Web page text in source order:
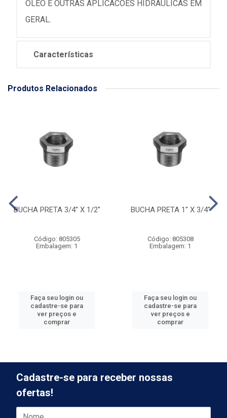
OLEO E OUTRAS APLICACOES HIDRAULICAS EM
GERAL.
Características
Produtos Relacionados
BUCHA PRETA 3/4'' X 1/2''
Código: 805305
Embalagem: 1
Faça seu login ou
cadastre-se para
ver preços e
comprar
BUCHA PRETA 1'' X 3/4''
Código: 805308
Embalagem: 1
Faça seu login ou
cadastre-se para
ver preços e
comprar
Cadastre-se para receber nossas
ofertas!